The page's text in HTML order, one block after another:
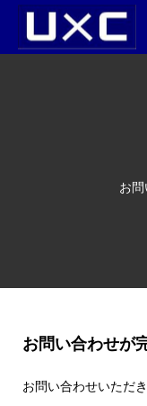
お
お問い合わせが
お問い合わせいただ